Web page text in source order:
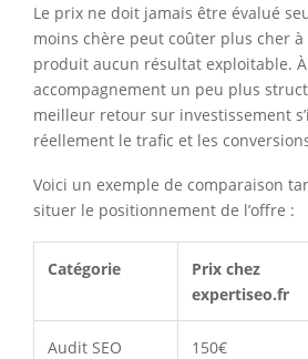
Le prix ne doit jamais être évalué
moins chère peut coûter plus cher
produit aucun résultat exploitable. À
accompagnement un peu plus
meilleur retour sur investissement
réellement le trafic et les
Voici un exemple de comparaison
situer le positionnement de l’offre :
Catégorie
Prix chez
expertiseo.fr
Audit SEO 150€